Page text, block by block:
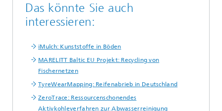
Das könnte Sie auch
interessieren:
iMulch: Kunststoffe in Böden
MARELITT Baltic EU Projekt: Recycling von
Fischernetzen
TyreWearMapping: Reifenabrieb in Deutschland
ZeroTrace: Ressourcenschonendes
Aktivkohleverfahren zur Abwasserreinigung